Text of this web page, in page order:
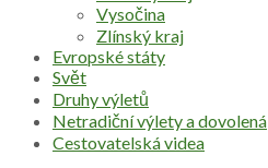
Vysočina
Zlínský kraj
Evropské státy
Svět
Druhy výletů
Netradiční výlety a dovolená
Cestovatelská videa